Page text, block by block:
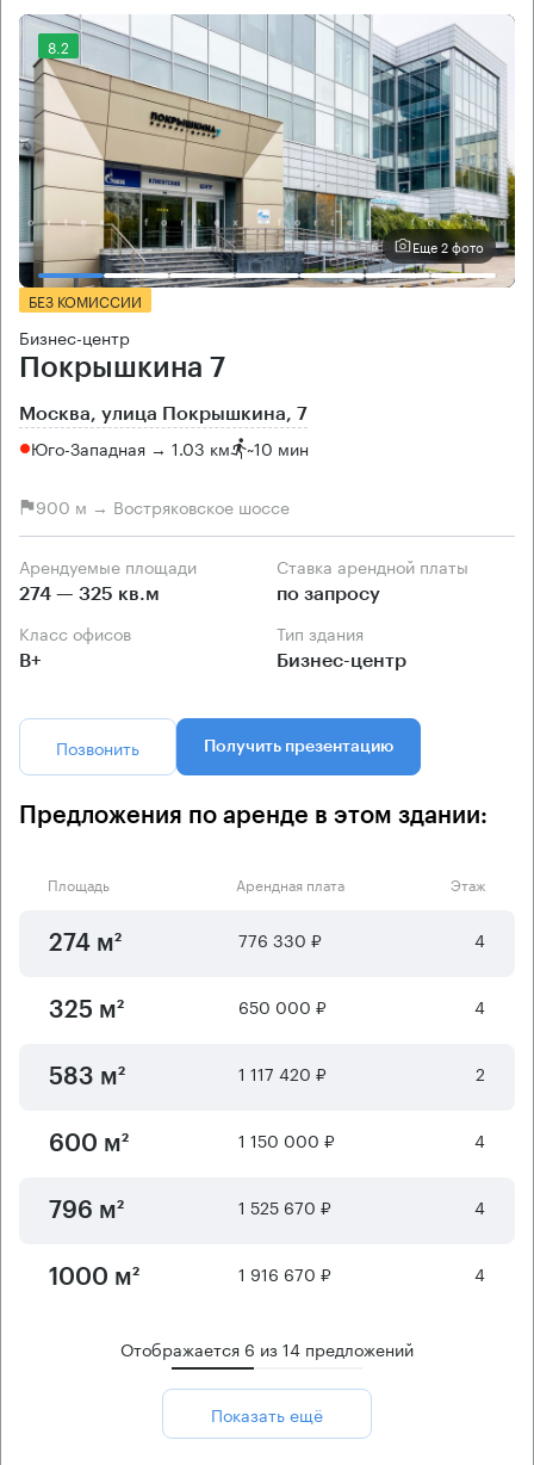
8.2
Еще 2 фото
БЕЗ КОМИССИИ
Бизнес-центр
Покрышкина 7
Москва, улица Покрышкина, 7
Юго-Западная → 1.03 км ~10 мин
900 м → Востряковское шоссе
Арендуемые площади
274 — 325 кв.м
Ставка арендной платы
по запросу
Класс офисов
B+
Тип здания
Бизнес-центр
Позвонить Получить презентацию
Предложения по аренде в этом здании:
Площадь Арендная плата Этаж
274 м² 776 330 ₽ 4
325 м² 650 000 ₽ 4
583 м² 1 117 420 ₽ 2
600 м² 1 150 000 ₽ 4
796 м² 1 525 670 ₽ 4
1000 м² 1 916 670 ₽ 4
Отображается 6 из14 предложений
Показать ещё